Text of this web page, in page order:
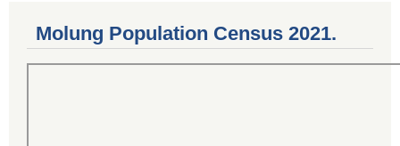
Molung Population Census 2021.